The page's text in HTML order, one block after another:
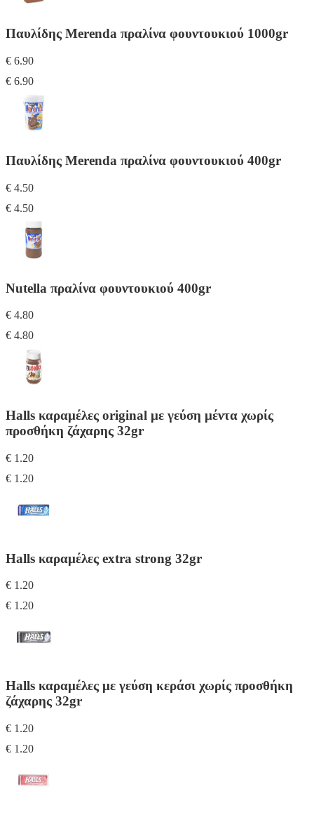
Παυλίδης Merenda πραλίνα φουντουκιού 1000gr
€ 6.90
€ 6.90
Παυλίδης Merenda πραλίνα φουντουκιού 400gr
€ 4.50
€ 4.50
Nutella πραλίνα φουντουκιού 400gr
€ 4.80
€ 4.80
Halls καραμέλες original με γεύση μέντα χωρίς
προσθήκη ζάχαρης 32gr
€ 1.20
€ 1.20
Halls καραμέλες extra strong 32gr
€ 1.20
€ 1.20
Halls καραμέλες με γεύση κεράσι χωρίς προσθήκη
ζάχαρης 32gr
€ 1.20
€ 1.20